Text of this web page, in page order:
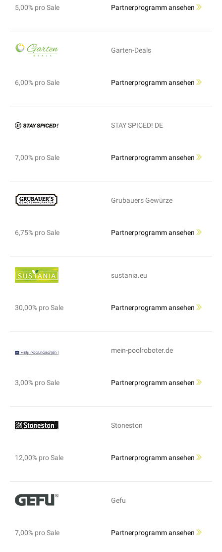
5,00% pro Sale Partnerprogramm ansehen
Garten-Deals
6,00% pro Sale Partnerprogramm ansehen
STAY SPICED! DE
7,00% pro Sale Partnerprogramm ansehen
Grubauers Gewürze
6,75% pro Sale Partnerprogramm ansehen
sustania.eu
30,00% pro Sale Partnerprogramm ansehen
mein-poolroboter.de
3,00% pro Sale Partnerprogramm ansehen
Stoneston
12,00% pro Sale Partnerprogramm ansehen
Gefu
7,00% pro Sale Partnerprogramm ansehen